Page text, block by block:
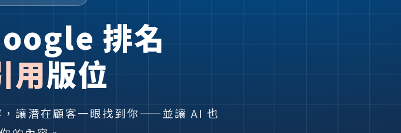
排名
用版位
讓潛在顧客一眼找到你——並讓 AI 也